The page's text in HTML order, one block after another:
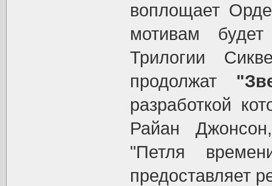
воплощает
мотивам
Трилогии
продолжат
разработкой
Райан
"Петля
предоставляет